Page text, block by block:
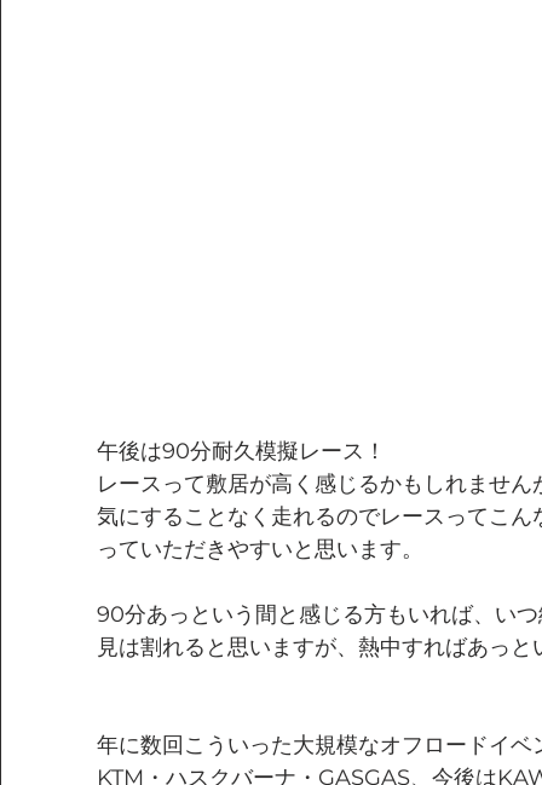
午後は90分耐久模擬レース！
レースって敷居が高く感じるかもしれませ
気にすることなく走れるのでレースってこ
っていただきやすいと思います。
90分あっという間と感じる方もいれば、い
見は割れると思いますが、熱中すればあっと
年に数回こういった大規模なオフロードイ
KTM・ハスクバーナ・GASGAS、今後は